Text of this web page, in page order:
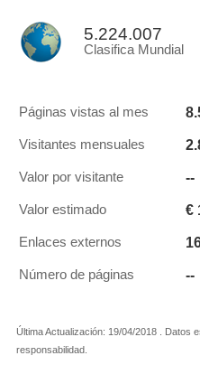
5.224.007
Clasifica Mundial
Páginas vistas al mes
Visitantes mensuales
Valor por visitante --
Valor estimado €
Enlaces externos
Número de páginas --
Última Actualización: 19/04/2018 . Datos
responsabilidad.